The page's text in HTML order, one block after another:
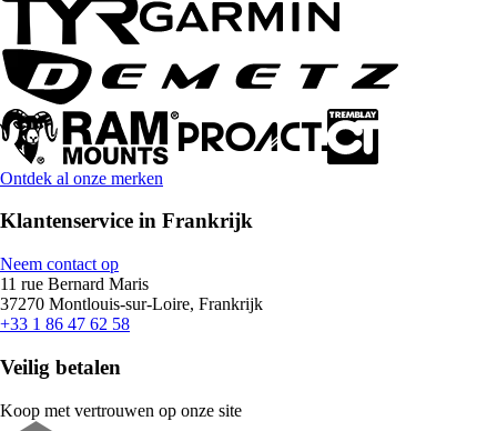
Ontdek al onze merken
Klantenservice in Frankrijk
Neem contact op
11 rue Bernard Maris
37270 Montlouis-sur-Loire, Frankrijk
+33 1 86 47 62 58
Veilig betalen
Koop met vertrouwen op onze site